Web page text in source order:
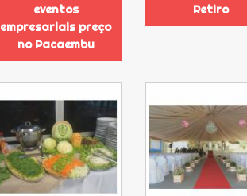
eventos
empresariais preço
no Pacaembu
Retiro